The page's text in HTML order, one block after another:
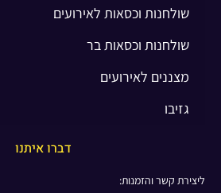
שולחנות וכסאות לאירועים
שולחנות וכסאות בר
מצננים לאירועים
גזיבו
דברו איתנו
ליצירת קשר והזמנות: